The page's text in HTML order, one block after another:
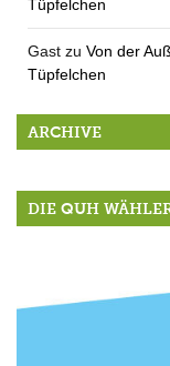
Tüpfelchen
Gast zu Von der
Tüpfelchen
ARCHIVE
DIE QUH